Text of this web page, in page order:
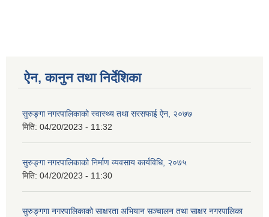
ऐन, कानुन तथा निर्देशिका
सुरुङ्गा नगरपालिकाको स्वास्थ्य तथा सरसफाई ऐन, २०७७
मिति: 04/20/2023 - 11:32
सुरुङ्गा नगरपालिकाको निर्माण व्यवसाय कार्यविधि, २०७५
मिति: 04/20/2023 - 11:30
सुरुङ्गगा नगरपालिकाको साक्षरता अभियान सञ्चालन तथा साक्षर नगरपालिका